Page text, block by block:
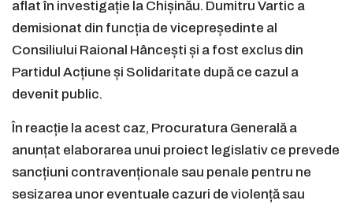
aflat în investigație la Chișinău. Dumitru Vartic a
demisionat din funcția de vicepreședinte al
Consiliului Raional Hâncești și a fost exclus din
Partidul Acțiune și Solidaritate după ce cazul a
devenit public.
În reacție la acest caz, Procuratura Generală a
anunțat elaborarea unui proiect legislativ ce prevede
sancțiuni contravenționale sau penale pentru ne
sesizarea unor eventuale cazuri de violență sau